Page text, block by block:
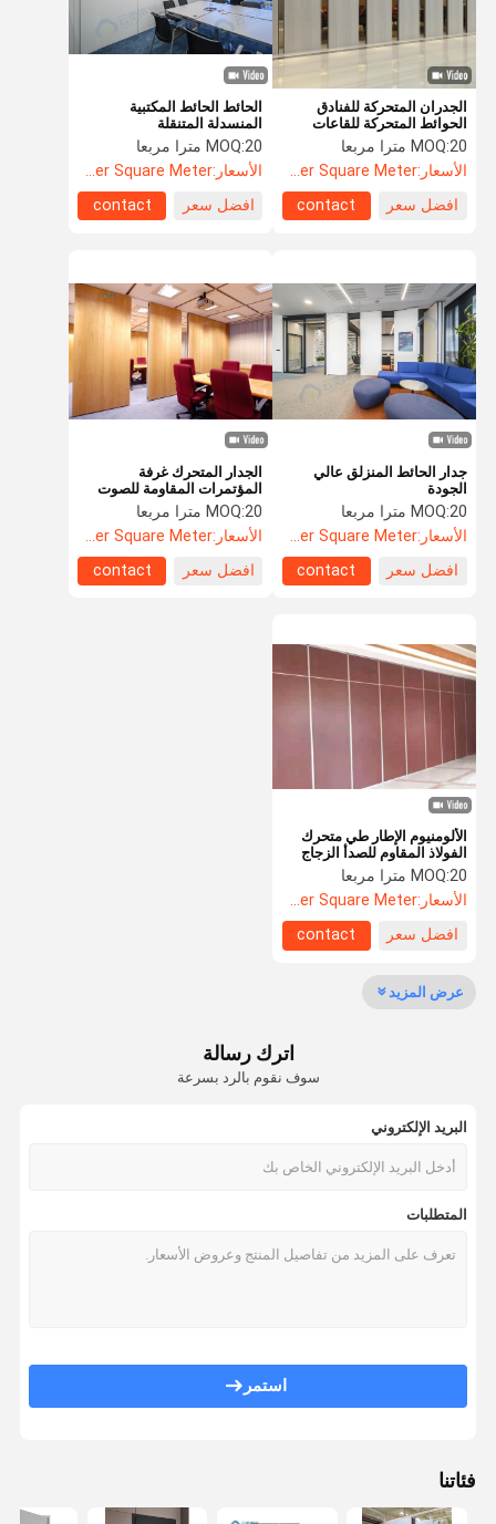
الجدران المتحركة للفنادق
الحوائط المتحركة للقاعات
المخصصة
MOQ:20 مترا مربعا
الأسعار:US$135.8 Per Square Meter
افضل سعر
contact
الحائط الحائط المكتبية
المنسدلة المتنقلة
MOQ:20 مترا مربعا
الأسعار:US$135.8 Per Square Meter
افضل سعر
contact
جدار الحائط المنزلق عالي
الجودة
MOQ:20 مترا مربعا
الأسعار:US$135.8 Per Square Meter
افضل سعر
contact
الجدار المتحرك غرفة
المؤتمرات المقاومة للصوت
القسمة المتحركة القسمة
الجدارية القائمة
MOQ:20 مترا مربعا
الأسعار:US$135.8 Per Square Meter
افضل سعر
contact
الألومنيوم الإطار طي متحرك
الفولاذ المقاوم للصدأ الزجاج
الحائط التقسيمي الحائط
الزجاجي المكتبية المشددة
MOQ:20 مترا مربعا
الأسعار:US$135.8 Per Square Meter
افضل سعر
contact
عرض المزيد
اترك رسالة
سوف نقوم بالرد بسرعة
البريد الإلكتروني
المتطلبات
استمر
فئاتنا